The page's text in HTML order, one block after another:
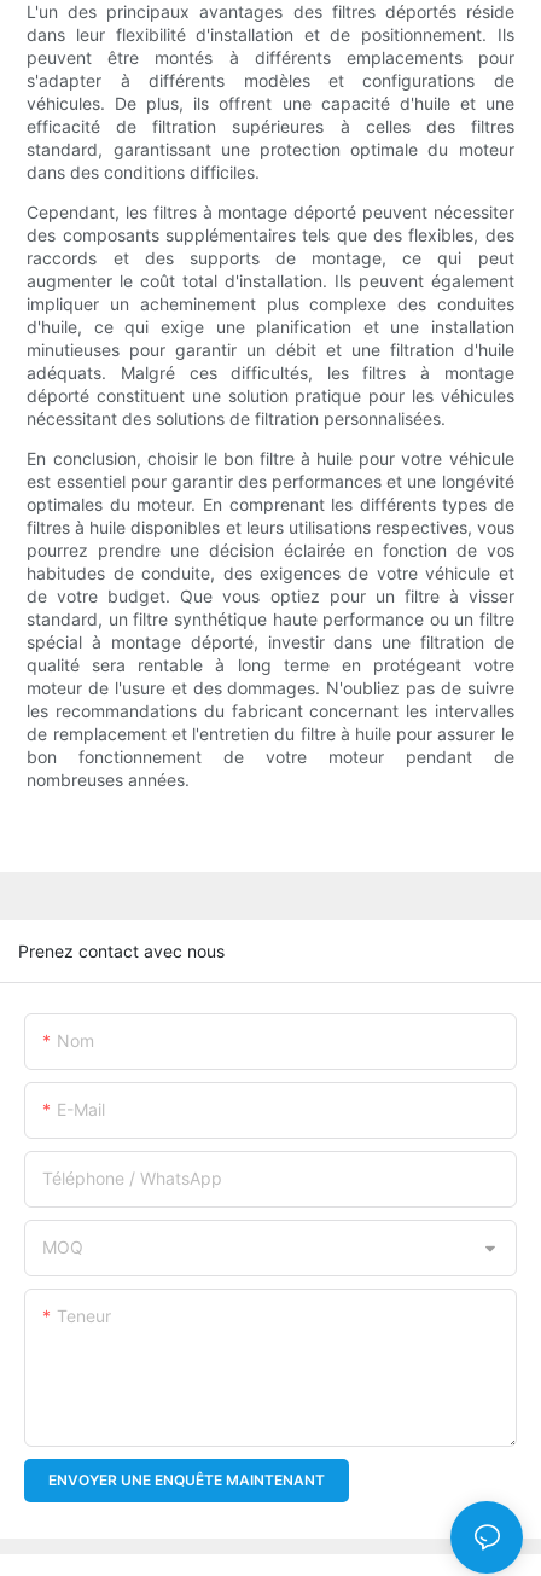
L'un des principaux avantages des filtres déportés réside
dans leur flexibilité d'installation et de positionnement. Ils
peuvent être montés à différents emplacements pour
s'adapter à différents modèles et configurations de
véhicules. De plus, ils offrent une capacité d'huile et une
efficacité de filtration supérieures à celles des filtres
standard, garantissant une protection optimale du moteur
dans des conditions difficiles.
Cependant, les filtres à montage déporté peuvent nécessiter
des composants supplémentaires tels que des flexibles, des
raccords et des supports de montage, ce qui peut
augmenter le coût total d'installation. Ils peuvent également
impliquer un acheminement plus complexe des conduites
d'huile, ce qui exige une planification et une installation
minutieuses pour garantir un débit et une filtration d'huile
adéquats. Malgré ces difficultés, les filtres à montage
déporté constituent une solution pratique pour les véhicules
nécessitant des solutions de filtration personnalisées.
En conclusion, choisir le bon filtre à huile pour votre véhicule
est essentiel pour garantir des performances et une longévité
optimales du moteur. En comprenant les différents types de
filtres à huile disponibles et leurs utilisations respectives, vous
pourrez prendre une décision éclairée en fonction de vos
habitudes de conduite, des exigences de votre véhicule et
de votre budget. Que vous optiez pour un filtre à visser
standard, un filtre synthétique haute performance ou un filtre
spécial à montage déporté, investir dans une filtration de
qualité sera rentable à long terme en protégeant votre
moteur de l'usure et des dommages. N'oubliez pas de suivre
les recommandations du fabricant concernant les intervalles
de remplacement et l'entretien du filtre à huile pour assurer le
bon fonctionnement de votre moteur pendant de
nombreuses années.
Prenez contact avec nous
Nom
E-Mail
Téléphone / WhatsApp
MOQ
Teneur
ENVOYER UNE ENQUÊTE MAINTENANT